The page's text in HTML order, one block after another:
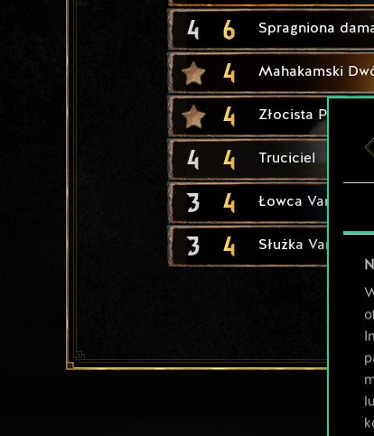
4 6 Spragniona
4 Mahakamski
4 Złocista Piana
4 4 Truciciel
3 4 Łowca Van
3 4 Służka Van